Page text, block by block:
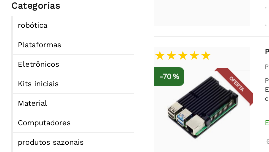
Categorias
robótica
Plataformas
Eletrônicos
Kits iniciais
Material
Computadores
produtos sazonais
OFERTA
-70 %